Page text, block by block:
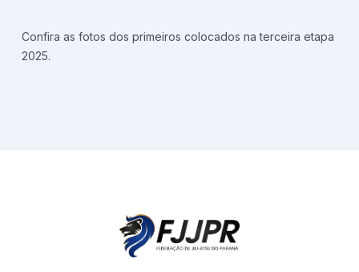
Confira as fotos dos primeiros colocados na terceira etapa
2025.